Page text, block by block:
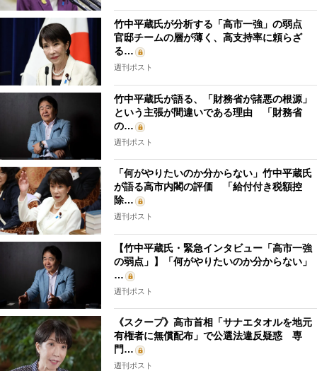
竹中平蔵氏が分析する「高市一強」の弱点
官邸チームの層が薄く、高支持率に頼らざ
る…
週刊ポスト
竹中平蔵氏が語る、「財務省が諸悪の根源」
という主張が間違いである理由 「財務省
の…
週刊ポスト
「何がやりたいのか分からない」竹中平蔵氏
が語る高市内閣の評価 「給付付き税額控
除…
週刊ポスト
【竹中平蔵氏・緊急インタビュー「高市一強
の弱点」】「何がやりたいのか分からない」
…
週刊ポスト
《スクープ》高市首相「サナエタオルを地元
有権者に無償配布」で公選法違反疑惑 専
門…
週刊ポスト